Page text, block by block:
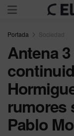
Portada Sociedad
Antena
rumores
Pablo